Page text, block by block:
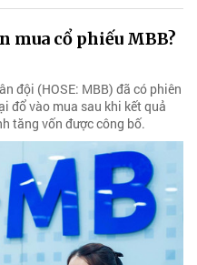
mua cổ phiếu MBB?
đội (HOSE: MBB) đã có phiên
đổ vào mua sau khi kết quả
tăng vốn được công bố.